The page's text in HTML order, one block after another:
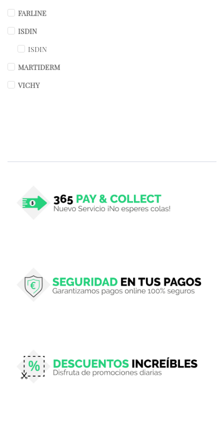
FARLINE
ISDIN
ISDIN
MARTIDERM
VICHY